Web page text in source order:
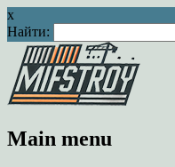
x
Найти:
Main menu